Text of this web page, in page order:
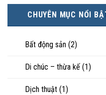
trực
tiếp
hạnh
tài
sản
CHUYÊN MỤC NỔI
Bất động sản (2)
Di chúc – thừa kế (1)
Dịch thuật (1)